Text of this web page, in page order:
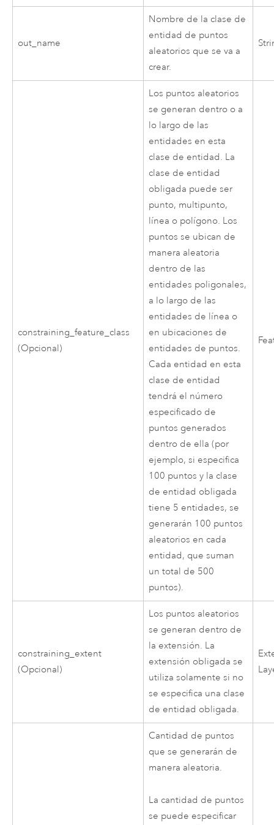
out_name
Nombre de la clase de
entidad de puntos
aleatorios que se va a
crear.
constraining_feature_class
(Opcional)
Los puntos aleatorios
se generan dentro o a
lo largo de las
entidades en esta
clase de entidad. La
clase de entidad
obligada puede ser
punto, multipunto,
línea o polígono. Los
puntos se ubican de
manera aleatoria
dentro de las
entidades poligonales,
a lo largo de las
entidades de línea o
en ubicaciones de
entidades de puntos.
Cada entidad en esta
clase de entidad
tendrá el número
especificado de
puntos generados
dentro de ella (por
ejemplo, si especifica
100 puntos y la clase
de entidad obligada
tiene 5 entidades, se
generarán 100 puntos
aleatorios en cada
entidad, que suman
un total de 500
puntos).
constraining_extent
(Opcional)
Los puntos aleatorios
se generan dentro de
la extensión. La
extensión obligada se
utiliza solamente si no
se especifica una clase
de entidad obligada.
Cantidad de puntos
que se generarán de
manera aleatoria.
La cantidad de puntos
se puede especificar